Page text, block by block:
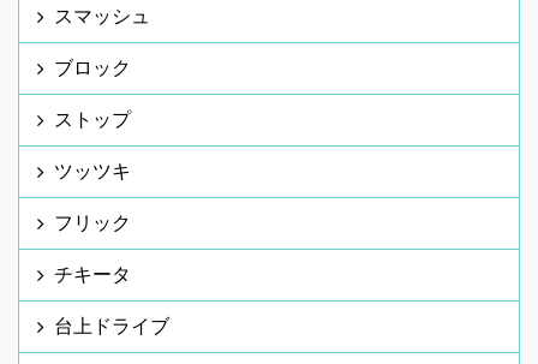
スマッシュ
ブロック
ストップ
ツッツキ
フリック
チキータ
台上ドライブ